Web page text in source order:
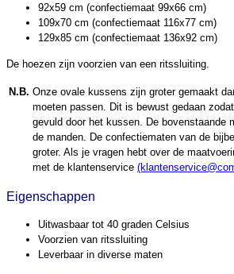
92x59 cm (confectiemaat 99x66 cm)
109x70 cm (confectiemaat 116x77 cm)
129x85 cm (confectiemaat 136x92 cm)
De hoezen zijn voorzien van een ritssluiting.
N.B. Onze ovale kussens zijn groter gemaakt
moeten passen. Dit is bewust gedaan
gevuld door het kussen. De bovenstaande
de manden. De confectiematen van de
groter. Als je vragen hebt over de
met de klantenservice
Eigenschappen
Uitwasbaar tot 40 graden Celsius
Voorzien van ritssluiting
Leverbaar in diverse maten